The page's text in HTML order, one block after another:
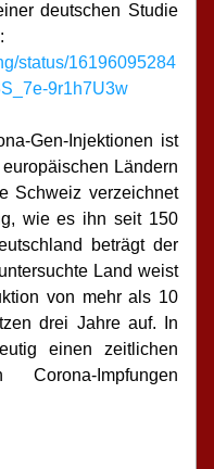
deutschen Studie
status/16196095284
9r1h7U3w
Gen-Injektionen ist
Ländern
Schweiz verzeichnet
wie es ihn seit 150
beträgt der
Land weist
von mehr als 10
drei Jahre auf. In
einen zeitlichen
Impfungen